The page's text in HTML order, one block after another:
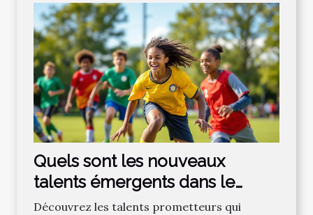
Quels sont les nouveaux
talents émergents dans le
football régional ?
Découvrez les talents prometteurs qui